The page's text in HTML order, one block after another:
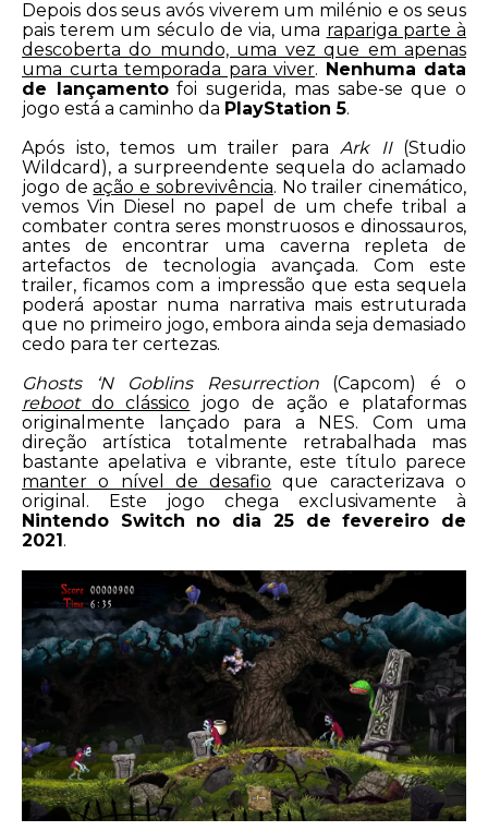
Depois dos seus avós viverem um milénio e os seus
pais terem um século de via, uma rapariga parte à
descoberta do mundo, uma vez que em apenas
uma curta temporada para viver. Nenhuma data
de lançamentofoi sugerida, mas sabe-se que o
jogo está a caminho da PlayStation 5.
Após isto, temos um trailer para Ark II(Studio
Wildcard), a surpreendente sequela do aclamado
jogo deação e sobrevivência. No trailer cinemático,
vemos Vin Diesel no papel de um chefe tribal a
combater contra seres monstruosos e dinossauros,
antes de encontrar uma caverna repleta de
artefactos de tecnologia avançada. Com este
trailer, ficamos com a impressão que esta sequela
poderá apostar numa narrativa mais estruturada
que no primeiro jogo, embora ainda seja demasiado
cedo para ter certezas.
Ghosts ‘N Goblins Resurrection(Capcom) é o
rebootdo clássico jogo de ação e plataformas
originalmente lançado para a NES. Com uma
direção artística totalmente retrabalhada mas
bastante apelativa e vibrante, este título parece
manter o nível de desafio que caracterizava o
original. Este jogo chega exclusivamente à
Nintendo Switch no dia 25 de fevereiro de
2021.